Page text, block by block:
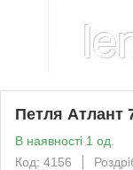
Петля Атлант
В наявності 1 од.
Код: 4156